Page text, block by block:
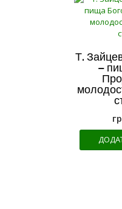
Т.
–